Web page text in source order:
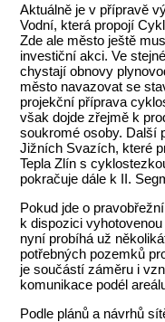
Aktuálně je v přípravě
Vodní, která propojí
Zde ale město ještě
investiční akci. Ve
chystají obnovy
město navazovat se
projekční příprava
však dojde zřejmě k
soukromé osoby. Další
Jižních Svazích, které
Tepla Zlín s
pokračuje dále k II.
Pokud jde o
k dispozici
nyní probíhá už
potřebných pozemků
je součástí záměru i
komunikace podél
Podle plánů a návrhů